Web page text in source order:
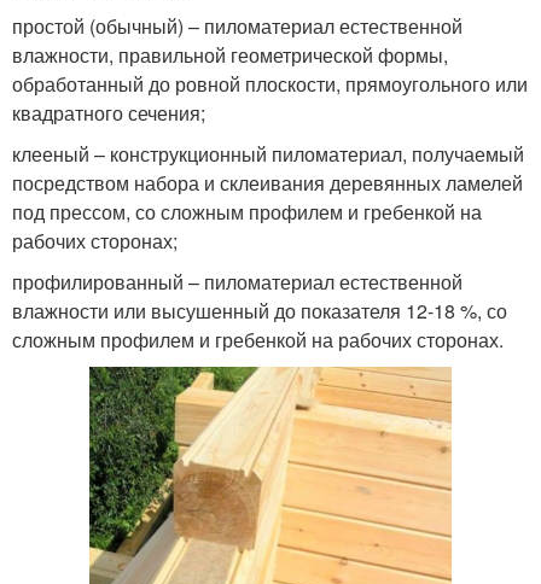
простой (обычный) – пиломатериал естественной
влажности, правильной геометрической формы,
обработанный до ровной плоскости, прямоугольного или
квадратного сечения;
клееный – конструкционный пиломатериал, получаемый
посредством набора и склеивания деревянных ламелей
под прессом, со сложным профилем и гребенкой на
рабочих сторонах;
профилированный – пиломатериал естественной
влажности или высушенный до показателя 12-18 %, со
сложным профилем и гребенкой на рабочих сторонах.